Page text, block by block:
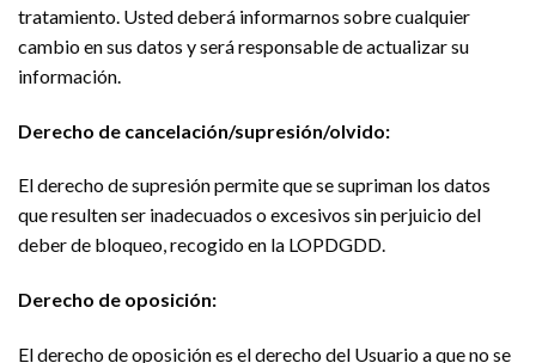
tratamiento. Usted deberá informarnos sobre cualquier
cambio en sus datos y será responsable de actualizar su
información.
Derecho de cancelación/supresión/olvido:
El derecho de supresión permite que se supriman los datos
que resulten ser inadecuados o excesivos sin perjuicio del
deber de bloqueo, recogido en la LOPDGDD.
Derecho de oposición:
El derecho de oposición es el derecho del Usuario a que no se